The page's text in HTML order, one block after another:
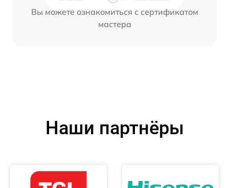
Вы можете ознакомиться с сертификатом
мастера
Наши партнёры